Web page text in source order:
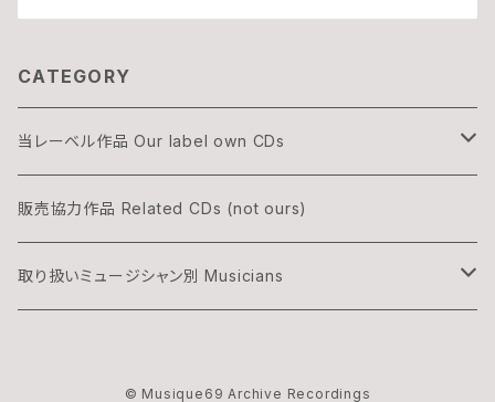
CATEGORY
当レーベル作品 Our label own CDs
DOGON
THREE & ONLY
販売協力作品 Related CDs (not ours)
取り扱いミュージシャン別 Musicians
© Musique69 Archive Recordings